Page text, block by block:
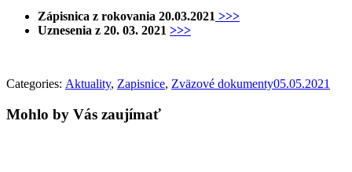
Zápisnica z rokovania 20.03.2021 >>>
Uznesenia z 20. 03. 2021 >>>
Categories: Aktuality, Zapisnice, Zväzové dokumenty05.05.2021
Mohlo by Vás zaujímať